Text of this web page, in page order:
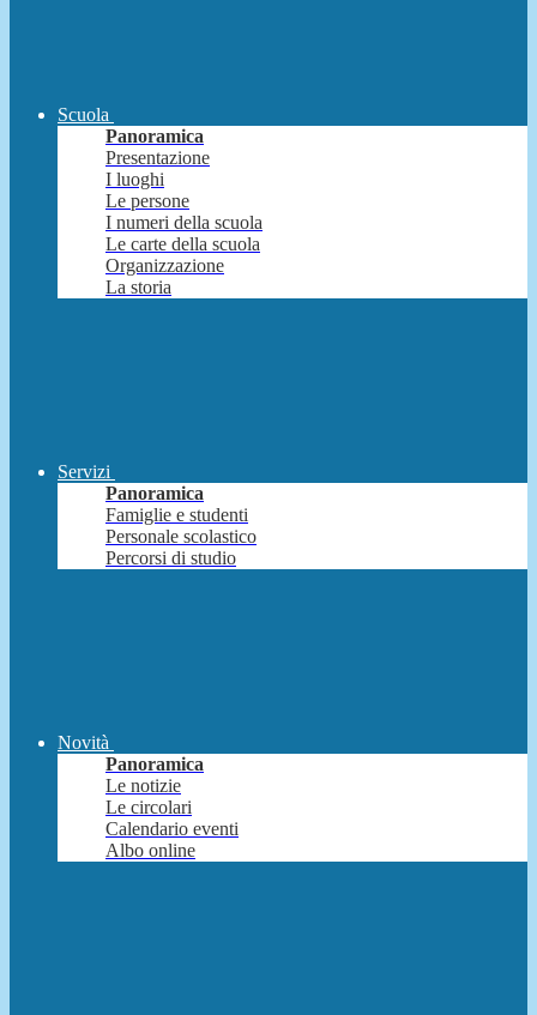
Scuola
Panoramica
Presentazione
I luoghi
Le persone
I numeri della scuola
Le carte della scuola
Organizzazione
La storia
Servizi
Panoramica
Famiglie e studenti
Personale scolastico
Percorsi di studio
Novità
Panoramica
Le notizie
Le circolari
Calendario eventi
Albo online